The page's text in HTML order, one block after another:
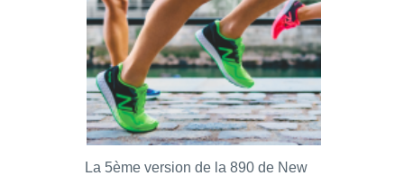
La 5ème version de la 890 de New